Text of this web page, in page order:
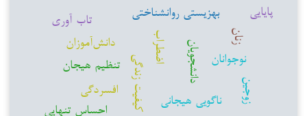
اضطراب دانشجویان کیفیت زندگی نوجوانان
افسردگی
بهزیستی روانشناختی
دانش‌آموزان
زنان
تنظیم هیجان
ناگویی هیجانی
احساس تنهایی
زوجین
تاب آوری پایایی